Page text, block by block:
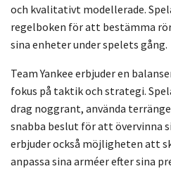
och kvalitativt modellerade.
regelboken för att bestämma
sina enheter under spelets gång.
Team Yankee erbjuder en
fokus på taktik och strategi.
drag noggrant, använda
snabba beslut för att övervinna
erbjuder också möjligheten att
anpassa sina arméer efter sina